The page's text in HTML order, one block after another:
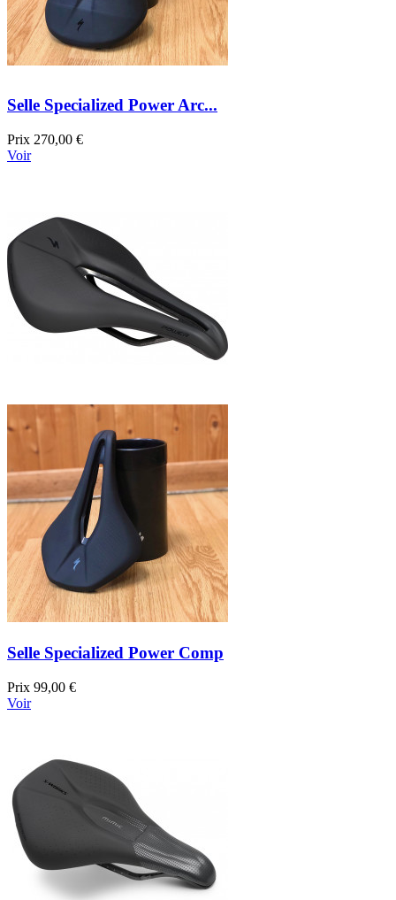
Selle Specialized Power Arc...
Prix 270,00 €
Voir
Selle Specialized Power Comp
Prix 99,00 €
Voir